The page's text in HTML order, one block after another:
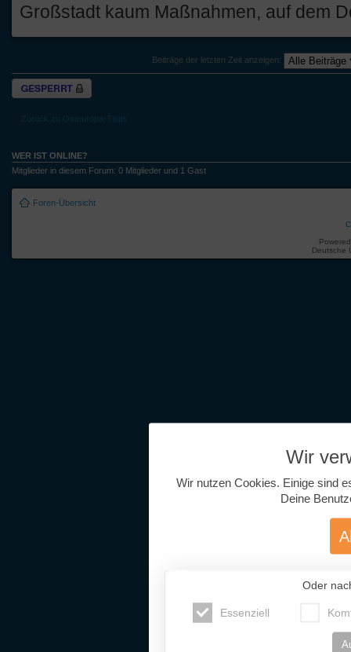
Großstadt kaum Maßnahmen, auf dem
Beiträge der letzten Zeit anzeigen:
Thema gesperrt
Zurück zu Osteuropa-Tipps
WER IST ONLINE?
Mitglieder in diesem Forum: 0 Mitglieder und 1 Gast
Foren-Übersicht
Deutsche
Wir
Wir nutzen Cookies. Einige sind
Deine
Oder
Essenziell